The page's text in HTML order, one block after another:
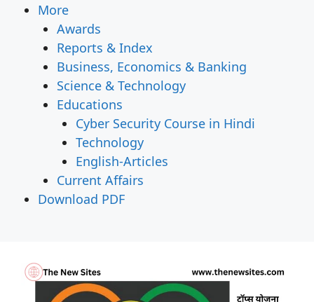
More
Awards
Reports & Index
Business, Economics & Banking
Science & Technology
Educations
Cyber Security Course in Hindi
Technology
English-Articles
Current Affairs
Download PDF